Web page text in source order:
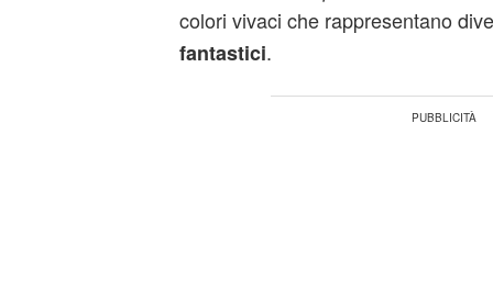
colori vivaci che rappresentano
fantastici.